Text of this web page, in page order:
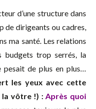
d’une structure dans
de dirigeants ou cadres,
ma santé. Les relations
budgets trop serrés, la
pesait de plus en plus…
les yeux avec cette
la vôtre !) : Après quoi